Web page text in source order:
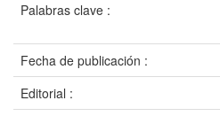
Palabras clave :
Fecha de publicación :
Editorial :